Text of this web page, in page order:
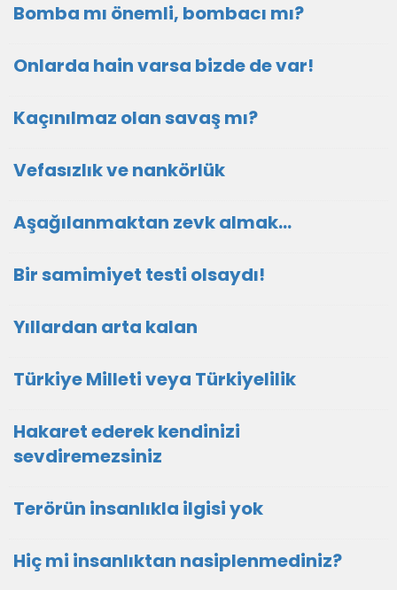
Bomba mı önemli, bombacı mı?
Onlarda hain varsa bizde de var!
Kaçınılmaz olan savaş mı?
Vefasızlık ve nankörlük
Aşağılanmaktan zevk almak…
Bir samimiyet testi olsaydı!
Yıllardan arta kalan
Türkiye Milleti veya Türkiyelilik
Hakaret ederek kendinizi
sevdiremezsiniz
Terörün insanlıkla ilgisi yok
Hiç mi insanlıktan nasiplenmediniz?